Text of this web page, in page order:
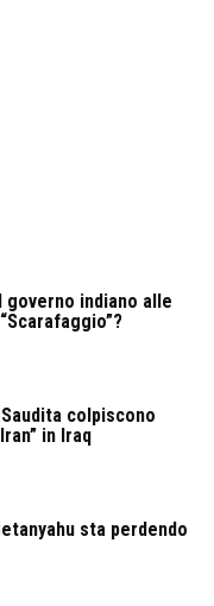
indiano alle
colpiscono
in Iraq
sta perdendo